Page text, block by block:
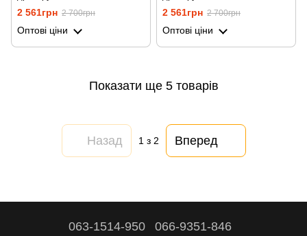
DTC-500, з 2-ма нашийниками,
водостійкий, до 500 метрів,
чорний
2 561грн 2 700грн
Оптові ціни
DTC-500, з двома
нашийниками, водостійкий, до
500 метрів, помаранчевий
2 561грн 2 700грн
Оптові ціни
Показати ще 5 товарів
Назад 1з 2 Вперед
063-1514-950 066-9351-846